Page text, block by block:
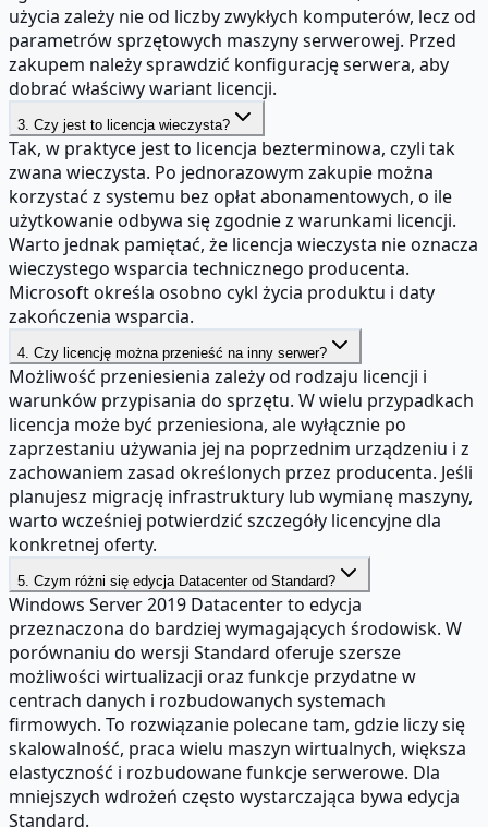
użycia zależy nie od liczby zwykłych komputerów, lecz od
parametrów sprzętowych maszyny serwerowej. Przed
zakupem należy sprawdzić konfigurację serwera, aby
dobrać właściwy wariant licencji.
3. Czy jest to licencja wieczysta?
Tak, w praktyce jest to licencja bezterminowa, czyli tak
zwana wieczysta. Po jednorazowym zakupie można
korzystać z systemu bez opłat abonamentowych, o ile
użytkowanie odbywa się zgodnie z warunkami licencji.
Warto jednak pamiętać, że licencja wieczysta nie oznacza
wieczystego wsparcia technicznego producenta.
Microsoft określa osobno cykl życia produktu i daty
zakończenia wsparcia.
4. Czy licencję można przenieść na inny serwer?
Możliwość przeniesienia zależy od rodzaju licencji i
warunków przypisania do sprzętu. W wielu przypadkach
licencja może być przeniesiona, ale wyłącznie po
zaprzestaniu używania jej na poprzednim urządzeniu i z
zachowaniem zasad określonych przez producenta. Jeśli
planujesz migrację infrastruktury lub wymianę maszyny,
warto wcześniej potwierdzić szczegóły licencyjne dla
konkretnej oferty.
5. Czym różni się edycja Datacenter od Standard?
Windows Server 2019 Datacenter to edycja
przeznaczona do bardziej wymagających środowisk. W
porównaniu do wersji Standard oferuje szersze
możliwości wirtualizacji oraz funkcje przydatne w
centrach danych i rozbudowanych systemach
firmowych. To rozwiązanie polecane tam, gdzie liczy się
skalowalność, praca wielu maszyn wirtualnych, większa
elastyczność i rozbudowane funkcje serwerowe. Dla
mniejszych wdrożeń często wystarczająca bywa edycja
Standard.